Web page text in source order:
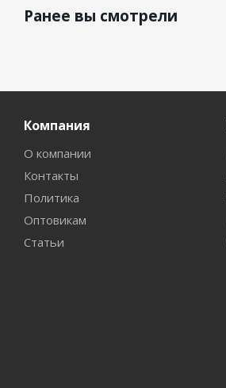
Ранее вы смотрели
Компания
О компании
Контакты
Политика
Оптовикам
Статьи